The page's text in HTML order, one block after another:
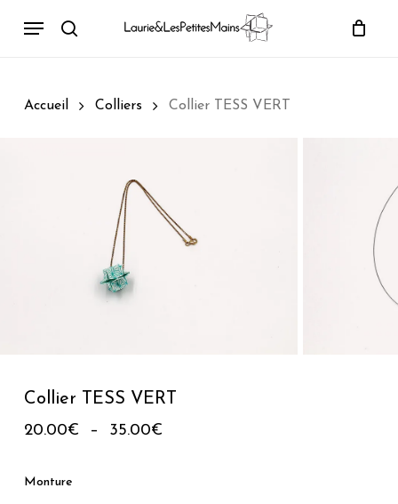
rechercher
Menu
Accueil Colliers Collier TESS VERT
Collier TESS VERT
20.00€ – 35.00€Plage
Monture